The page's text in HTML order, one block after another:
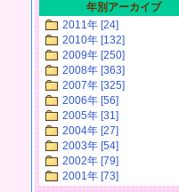
年別アーカイブ
2011年 [24]
2010年 [132]
2009年 [250]
2008年 [363]
2007年 [325]
2006年 [56]
2005年 [31]
2004年 [27]
2003年 [54]
2002年 [79]
2001年 [73]